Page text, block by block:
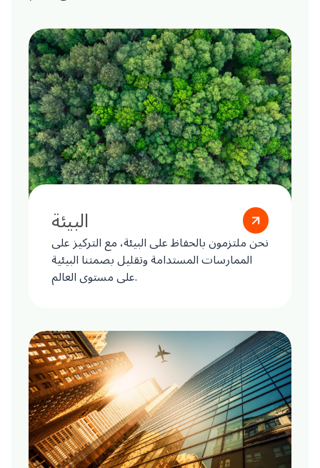
البيئة
نحن ملتزمون بالحفاظ على البيئة، مع التركيز على
الممارسات المستدامة وتقليل بصمتنا البيئية
على مستوى العالم.